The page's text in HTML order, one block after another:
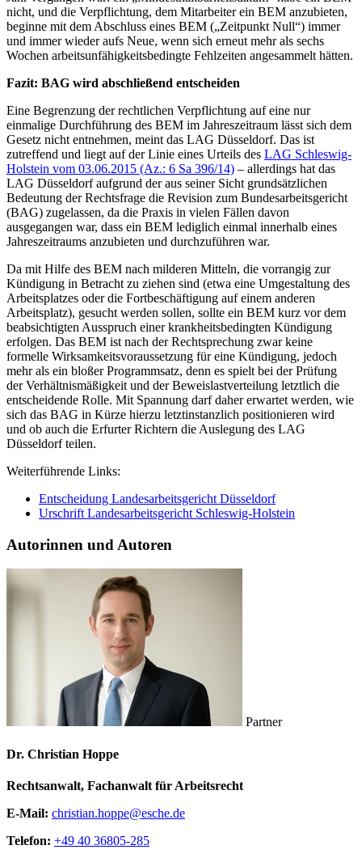
nicht, und die Verpflichtung, dem Mitarbeiter ein BEM anzubieten,
beginne mit dem Abschluss eines BEM („Zeitpunkt Null“) immer
und immer wieder aufs Neue, wenn sich erneut mehr als sechs
Wochen arbeitsunfähigkeitsbedingte Fehlzeiten angesammelt hätten.
Fazit: BAG wird abschließend entscheiden
Eine Begrenzung der rechtlichen Verpflichtung auf eine nur
einmalige Durchführung des BEM im Jahreszeitraum lässt sich dem
Gesetz nicht entnehmen, meint das LAG Düsseldorf. Das ist
zutreffend und liegt auf der Linie eines Urteils des LAG Schleswig-
Holstein vom 03.06.2015 (Az.: 6 Sa 396/14) – allerdings hat das
LAG Düsseldorf aufgrund der aus seiner Sicht grundsätzlichen
Bedeutung der Rechtsfrage die Revision zum Bundesarbeitsgericht
(BAG) zugelassen, da die Praxis in vielen Fällen davon
ausgegangen war, dass ein BEM lediglich einmal innerhalb eines
Jahreszeitraums anzubieten und durchzuführen war.
Da mit Hilfe des BEM nach milderen Mitteln, die vorrangig zur
Kündigung in Betracht zu ziehen sind (etwa eine Umgestaltung des
Arbeitsplatzes oder die Fortbeschäftigung auf einem anderen
Arbeitsplatz), gesucht werden sollen, sollte ein BEM kurz vor dem
beabsichtigten Ausspruch einer krankheitsbedingten Kündigung
erfolgen. Das BEM ist nach der Rechtsprechung zwar keine
formelle Wirksamkeitsvoraussetzung für eine Kündigung, jedoch
mehr als ein bloßer Programmsatz, denn es spielt bei der Prüfung
der Verhältnismäßigkeit und der Beweislastverteilung letztlich die
entscheidende Rolle. Mit Spannung darf daher erwartet werden, wie
sich das BAG in Kürze hierzu letztinstanzlich positionieren wird
und ob auch die Erfurter Richtern die Auslegung des LAG
Düsseldorf teilen.
Weiterführende Links:
Entscheidung Landesarbeitsgericht Düsseldorf
Urschrift Landesarbeitsgericht Schleswig-Holstein
Autorinnen und Autoren
Partner
Dr. Christian Hoppe
Rechtsanwalt, Fachanwalt für Arbeitsrecht
E-Mail: christian.hoppe@esche.de
Telefon: +49 40 36805-285